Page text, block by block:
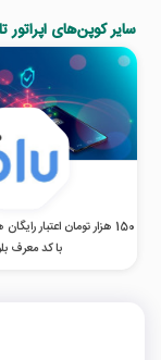
سایر کوپن‌های اپراتور
150 هزار تومان اعتبار
با کد معرف